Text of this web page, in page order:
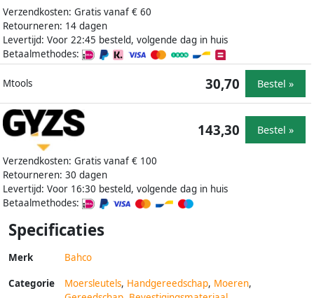
Verzendkosten: Gratis vanaf € 60
Retourneren: 14 dagen
Levertijd: Voor 22:45 besteld, volgende dag in huis
Betaalmethodes:
Mtools 30,70 Bestel »
Verzendkosten: Gratis vanaf € 100
Retourneren: 30 dagen
Levertijd: Voor 16:30 besteld, volgende dag in huis
Betaalmethodes:
143,30 Bestel »
Specificaties
Merk Bahco
Categorie Moersleutels, Handgereedschap, Moeren,